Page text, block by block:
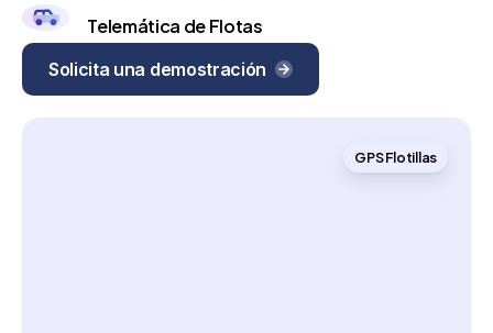
Telemática de Flotas
Solicita una demostración
GPS Flotillas